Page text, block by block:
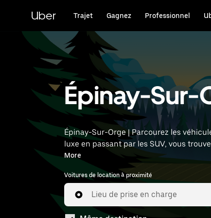
principal
Uber Trajet Gagnez Professionnel
Épinay-Sur-
Épinay-Sur-Orge | Parcourez les
luxe en passant par les SUV, vous
Saisissez l'heure et l'emplacement (par
More
Voitures de location à proximité
Lieu de prise en charge